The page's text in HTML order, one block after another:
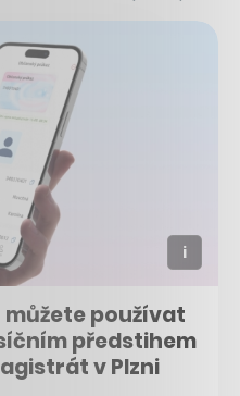
používat
předstihem
v Plzni